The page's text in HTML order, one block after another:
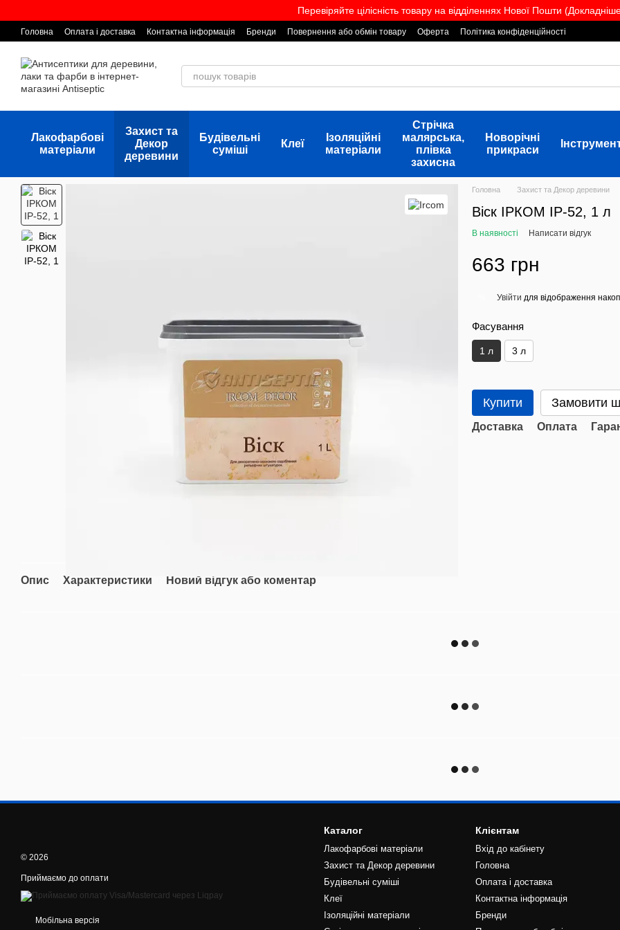
Перевіряйте цілісність товару на відділеннях Нової Пошти
Головна Оплата і доставка Контактна інформація Бренди Повернення або обмін товару Оферта Політика конфіденційності
Лакофарбові
матеріали
Захист та
Декор
деревини
Будівельні
суміші
Клеї
Ізоляційні
матеріали
Стрічка
малярська,
плівка
захисна
Новорічні
прикраси
Опис Характеристики Новий відгук або коментар
Головна Захист та Декор деревини
Віск ІРКОМ ІР-52, 1 л
В наявності Написати відгук
663 грн
Увійти для відображення
Фасування
1 л 3 л
Купити Замовити
Доставка Оплата
© 2026
Приймаємо до оплати
Мобільна версія
Каталог
Лакофарбові матеріали
Захист та Декор деревини
Будівельні суміші
Клеї
Ізоляційні матеріали
Клієнтам
Вхід до кабінету
Головна
Оплата і доставка
Контактна інформація
Бренди